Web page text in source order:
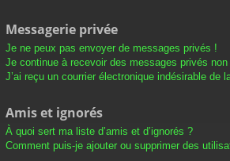
Messagerie privée
Je ne peux pas envoyer de messages privés !
Je continue à recevoir des messages privés
J’ai reçu un courrier électronique indésirable de
Amis et ignorés
À quoi sert ma liste d’amis et d’ignorés ?
Comment puis-je ajouter ou supprimer des